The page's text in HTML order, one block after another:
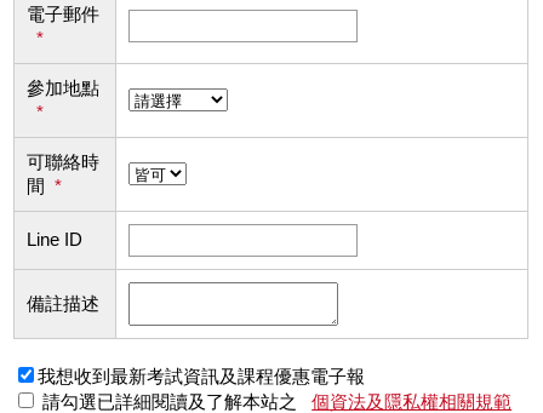
電子郵件
*
參加地點
*
可聯絡時
間 *
Line ID
備註描述
我想收到最新考試資訊及課程優惠電子報
請勾選已詳細閱讀及了解本站之
個資法及隱私權相關規範